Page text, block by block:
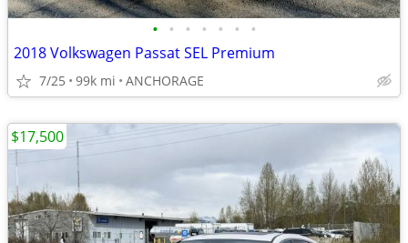
• • • • • • •
2018 Volkswagen Passat SEL Premium
7/25 99k mi ANCHORAGE
$17,500